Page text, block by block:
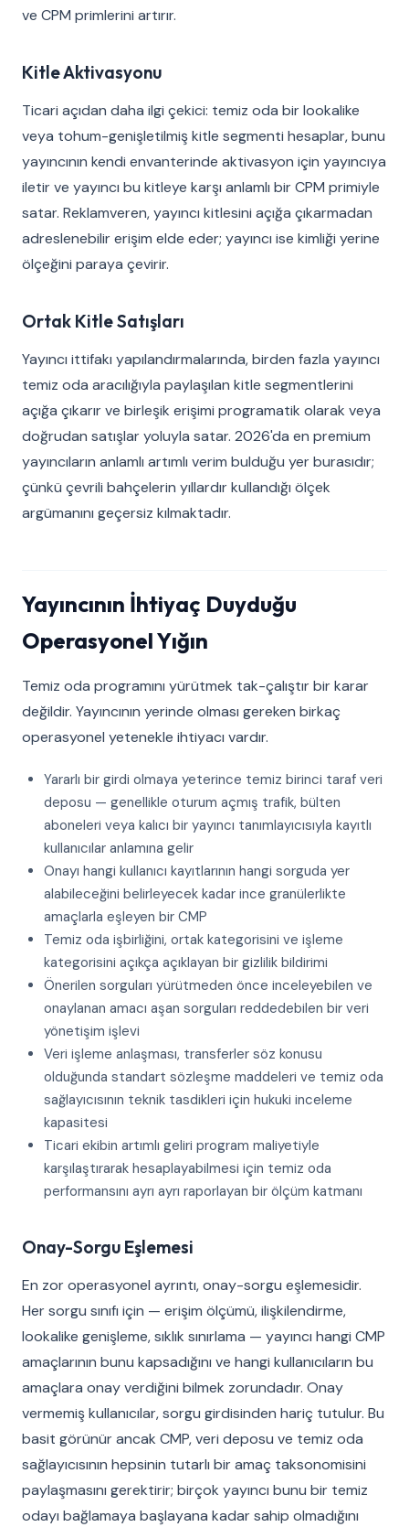
ve CPM primlerini artırır.
Kitle Aktivasyonu
Ticari açıdan daha ilgi çekici: temiz oda bir lookalike
veya tohum-genişletilmiş kitle segmenti hesaplar, bunu
yayıncının kendi envanterinde aktivasyon için yayıncıya
iletir ve yayıncı bu kitleye karşı anlamlı bir CPM primiyle
satar. Reklamveren, yayıncı kitlesini açığa çıkarmadan
adreslenebilir erişim elde eder; yayıncı ise kimliği yerine
ölçeğini paraya çevirir.
Ortak Kitle Satışları
Yayıncı ittifakı yapılandırmalarında, birden fazla yayıncı
temiz oda aracılığıyla paylaşılan kitle segmentlerini
açığa çıkarır ve birleşik erişimi programatik olarak veya
doğrudan satışlar yoluyla satar. 2026'da en premium
yayıncıların anlamlı artımlı verim bulduğu yer burasıdır;
çünkü çevrili bahçelerin yıllardır kullandığı ölçek
argümanını geçersiz kılmaktadır.
Yayıncının İhtiyaç Duyduğu
Operasyonel Yığın
Temiz oda programını yürütmek tak-çalıştır bir karar
değildir. Yayıncının yerinde olması gereken birkaç
operasyonel yetenekle ihtiyacı vardır.
Yararlı bir girdi olmaya yeterince temiz birinci taraf veri
deposu — genellikle oturum açmış trafik, bülten
aboneleri veya kalıcı bir yayıncı tanımlayıcısıyla kayıtlı
kullanıcılar anlamına gelir
Onayı hangi kullanıcı kayıtlarının hangi sorguda yer
alabileceğini belirleyecek kadar ince granülerlikte
amaçlarla eşleyen bir CMP
Temiz oda işbirliğini, ortak kategorisini ve işleme
kategorisini açıkça açıklayan bir gizlilik bildirimi
Önerilen sorguları yürütmeden önce inceleyebilen ve
onaylanan amacı aşan sorguları reddedebilen bir veri
yönetişim işlevi
Veri işleme anlaşması, transferler söz konusu
olduğunda standart sözleşme maddeleri ve temiz oda
sağlayıcısının teknik tasdikleri için hukuki inceleme
kapasitesi
Ticari ekibin artımlı geliri program maliyetiyle
karşılaştırarak hesaplayabilmesi için temiz oda
performansını ayrı ayrı raporlayan bir ölçüm katmanı
Onay-Sorgu Eşlemesi
En zor operasyonel ayrıntı, onay-sorgu eşlemesidir.
Her sorgu sınıfı için — erişim ölçümü, ilişkilendirme,
lookalike genişleme, sıklık sınırlama — yayıncı hangi CMP
amaçlarının bunu kapsadığını ve hangi kullanıcıların bu
amaçlara onay verdiğini bilmek zorundadır. Onay
vermemiş kullanıcılar, sorgu girdisinden hariç tutulur. Bu
basit görünür ancak CMP, veri deposu ve temiz oda
sağlayıcısının hepsinin tutarlı bir amaç taksonomisini
paylaşmasını gerektirir; birçok yayıncı bunu bir temiz
odayı bağlamaya başlayana kadar sahip olmadığını